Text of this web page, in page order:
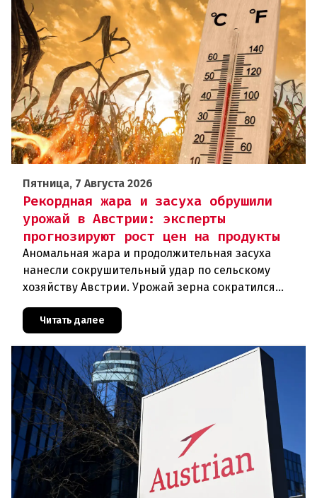
Пятница, 7 Августа 2026
Рекордная жара и засуха обрушили
урожай в Австрии: эксперты
прогнозируют рост цен на продукты
Аномальная жара и продолжительная засуха
нанесли сокрушительный удар по сельскому
хозяйству Австрии. Урожай зерна сократился
потери достигают 80 процентов.
Читать далее